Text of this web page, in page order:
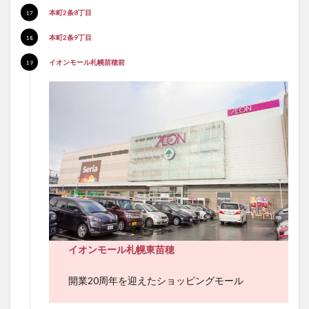
本町2条8丁目
本町2条9丁目
イオンモール札幌苗穂前
イオンモール札幌東苗穂
開業20周年を迎えたショッピングモール